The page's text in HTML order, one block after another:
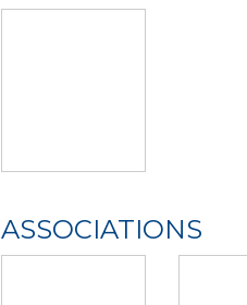
ASSOCIATIONS